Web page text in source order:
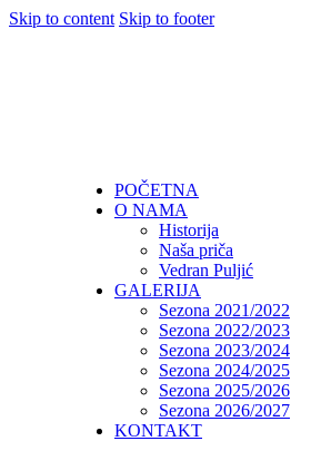
Skip to content Skip to footer
POČETNA
O NAMA
Historija
Naša priča
Vedran Puljić
GALERIJA
Sezona 2021/2022
Sezona 2022/2023
Sezona 2023/2024
Sezona 2024/2025
Sezona 2025/2026
Sezona 2026/2027
KONTAKT